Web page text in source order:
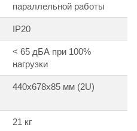
параллельной работы
IP20
< 65 дБА при 100%
нагрузки
440х678х85 мм (2U)
21 кг